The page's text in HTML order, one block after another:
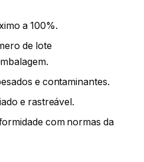
a 100%.
de lote
e contaminantes.
e rastreável.
com normas da